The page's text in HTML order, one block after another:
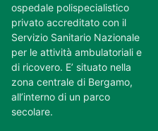
ospedale polispecialistico
privato accreditato con il
Servizio Sanitario Nazionale
per le attività ambulatoriali e
di ricovero. E’ situato nella
zona centrale di Bergamo,
all’interno di un parco
secolare.